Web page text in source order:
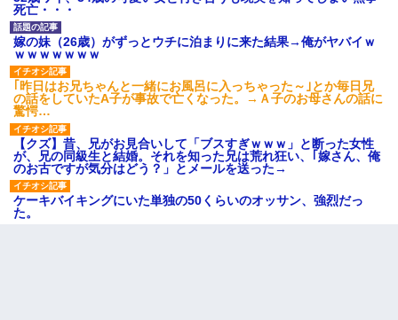
死亡・・・
嫁の妹（26歳）がずっとウチに泊まりに来た結果→俺がヤバイｗ
ｗｗｗｗｗｗｗ
｢昨日はお兄ちゃんと一緒にお風呂に入っちゃった～｣とか毎日兄
の話をしていたA子が事故で亡くなった。→Ａ子のお母さんの話に
驚愕…
【クズ】昔、兄がお見合いして「ブスすぎｗｗｗ」と断った女性
が、兄の同級生と結婚。それを知った兄は荒れ狂い、｢嫁さん、俺
のお古ですが気分はどう？」とメールを送った→
ケーキバイキングにいた単独の50くらいのオッサン、強烈だっ
た。